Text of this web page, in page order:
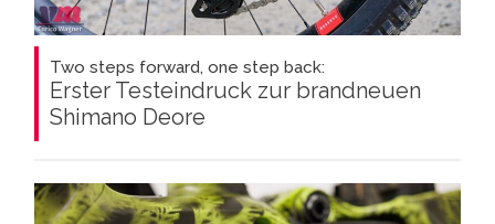
Two steps forward, one step back:
Erster Testeindruck zur brandneuen
Shimano Deore